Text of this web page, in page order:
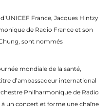
France, Jacques Hintzy
de Radio France et son
sont nommés
mondiale de la santé,
d’ambassadeur international
Philharmonique de Radio
un concert et forme une chaîne